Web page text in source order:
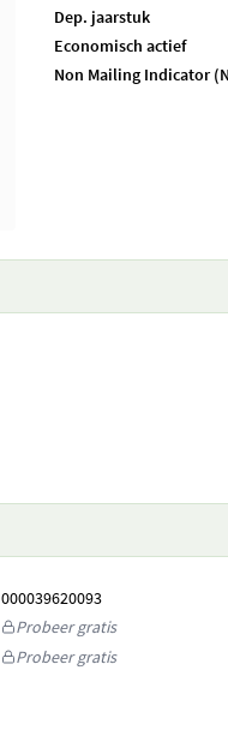
Dep. jaarstuk
Economisch actief
Non Mailing Indicator
000039620093
Probeer gratis
Probeer gratis